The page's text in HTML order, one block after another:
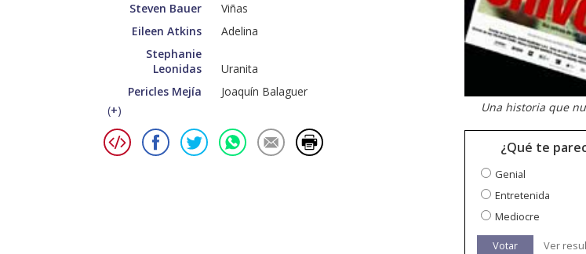
Steven Bauer
Viñas
Eileen Atkins
Adelina
Stephanie
Leonidas
Uranita
Pericles Mejía
Joaquín Balaguer
(+) Una historia que
¿Qué te
Genial
Entretenida
Mediocre
Votar Ver